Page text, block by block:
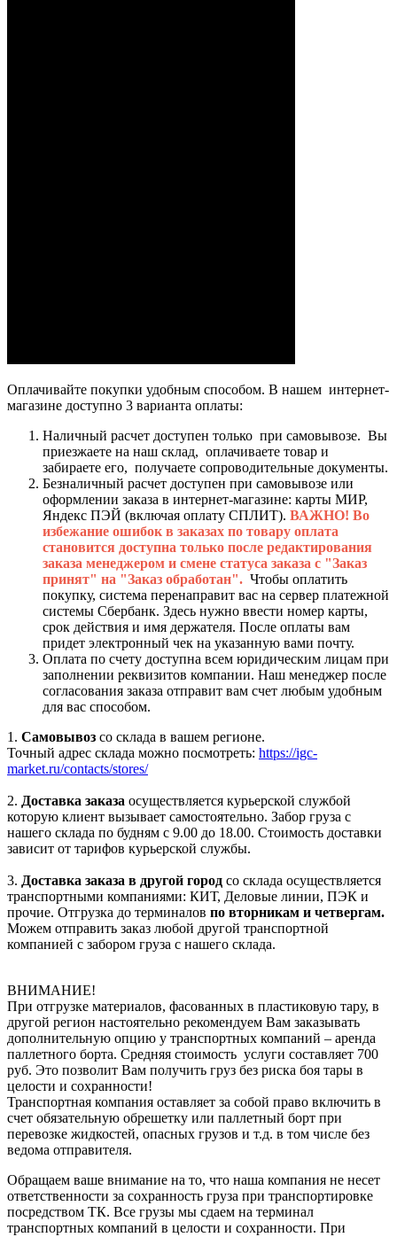
Оплачивайте покупки удобным способом. В нашем интернет-
магазине доступно 3 варианта оплаты:
Наличный расчет доступен только при самовывозе. Вы
приезжаете на наш склад, оплачиваете товар и
забираете его, получаете сопроводительные документы.
Безналичный расчет доступен при самовывозе или
оформлении заказа в интернет-магазине: карты МИР,
Яндекс ПЭЙ (включая оплату СПЛИТ). ВАЖНО! Во
избежание ошибок в заказах по товару оплата
становится доступна только после редактирования
заказа менеджером и смене статуса заказа с "Заказ
принят" на "Заказ обработан". Чтобы оплатить
покупку, система перенаправит вас на сервер платежной
системы Сбербанк. Здесь нужно ввести номер карты,
срок действия и имя держателя. После оплаты вам
придет электронный чек на указанную вами почту.
Оплата по счету доступна всем юридическим лицам при
заполнении реквизитов компании. Наш менеджер после
согласования заказа отправит вам счет любым удобным
для вас способом.
1. Самовывоз со склада в вашем регионе.
Точный адрес склада можно посмотреть: https://igc-
market.ru/contacts/stores/
2. Доставка заказа осуществляется курьерской службой
которую клиент вызывает самостоятельно. Забор груза с
нашего склада по будням с 9.00 до 18.00. Стоимость доставки
зависит от тарифов курьерской службы.
3. Доставка заказа в другой город со склада осуществляется
транспортными компаниями: КИТ, Деловые линии, ПЭК и
прочие. Отгрузка до терминалов по вторникам и четвергам.
Можем отправить заказ любой другой транспортной
компанией с забором груза с нашего склада.
ВНИМАНИЕ!
При отгрузке материалов, фасованных в пластиковую тару, в
другой регион настоятельно рекомендуем Вам заказывать
дополнительную опцию у транспортных компаний – аренда
паллетного борта. Средняя стоимость услуги составляет 700
руб. Это позволит Вам получить груз без риска боя тары в
целости и сохранности!
Транспортная компания оставляет за собой право включить в
счет обязательную обрешетку или паллетный борт при
перевозке жидкостей, опасных грузов и т.д. в том числе без
ведома отправителя.
Обращаем ваше внимание на то, что наша компания не несет
ответственности за сохранность груза при транспортировке
посредством ТК. Все грузы мы сдаем на терминал
транспортных компаний в целости и сохранности. При